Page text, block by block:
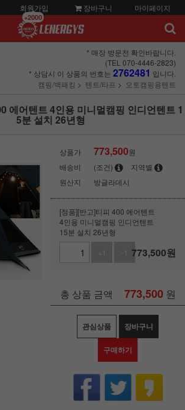
회원가입
+2000
장바구니 마이페이지
* 매장 방문전 확인바랍니다.
(TEL 070-4446-2823)
* 상담시 이 상품의 번호는 2762481 입니다.
캠핑/백패킹
텐트/타프 오토캠핑용텐트
에어텐트 4인용 미니멀캠핑 인디언텐트 1
5분 설치 26년형
상품가 773,500원
배송비
(조건)
지역별
원산지
방글라데시
[정품][반고]티피 400 에어텐트
4인용 미니멀캠핑 인디언텐트
15분 설치 26년형
+1
-1 773,500원
총 상품 금액 773,500 원
관심상품 장바구니
구매하기